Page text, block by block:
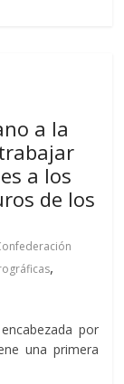
a la
a los
de los
,
por
una primera